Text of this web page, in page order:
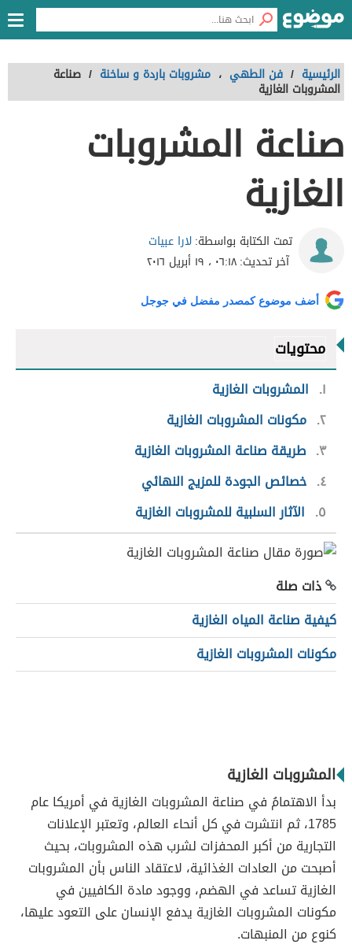
الرئيسية / فن الطهي ، مشروبات باردة و ساخنة / صناعة
المشروبات الغازية
صناعة المشروبات
الغازية
تمت الكتابة بواسطة:لارا عبيات
آخر تحديث:٠٦:١٨ ، ١٩ أبريل ٢٠١٦
أضف موضوع كمصدر مفضل في جوجل
محتويات
١
المشروبات الغازية
٢ مكونات المشروبات الغازية
٣ طريقة صناعة المشروبات الغازية
٤ خصائص الجودة للمزيج النهائي
٥
الآثار السلبية للمشروبات الغازية
ذات صلة
كيفية صناعة المياه الغازية
مكونات المشروبات الغازية
المشروبات الغازية
بدأ الاهتمامُ في صناعة المشروبات الغازية في أمريكا عام
1785، ثم انتشرت في كل أنحاء العالم، وتعتبر الإعلانات
التجارية من أكبر المحفزات لشرب هذه المشروبات، بحيث
أصبحت من العادات الغذائية، لاعتقاد الناس بأن المشروبات
الغازية تساعد في الهضم، ووجود مادة الكافيين في
مكونات المشروبات الغازية يدفع الإنسان على التعود عليها،
كنوع من المنبهات.